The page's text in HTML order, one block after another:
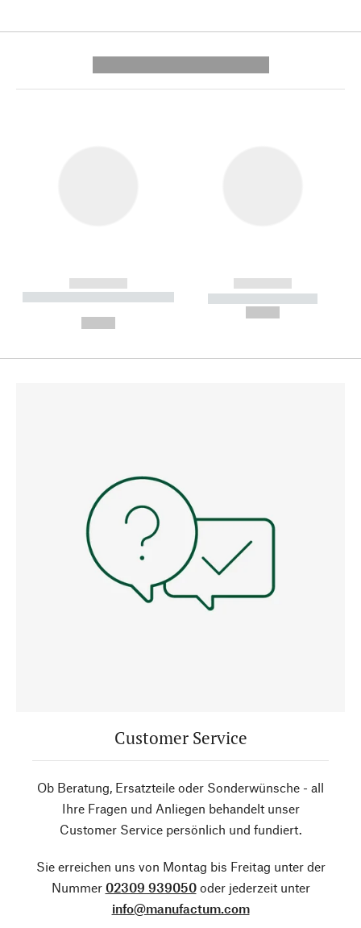
------------
----------- ----------- --------
------------
----------- -----------
Customer Service
Ob Beratung, Ersatzteile oder Sonderwünsche - all
Ihre Fragen und Anliegen behandelt unser
Customer Service persönlich und fundiert.
Sie erreichen uns von Montag bis Freitag unter der
Nummer 02309 939050oder jederzeit unter
info@manufactum.com